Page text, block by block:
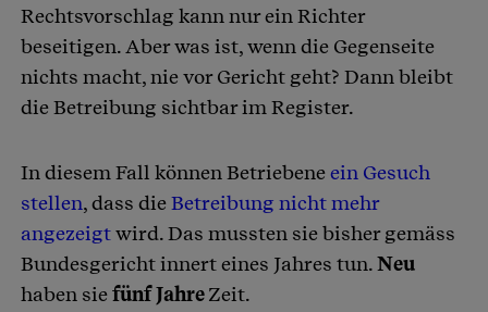
Rechtsvorschlag kann nur ein Richter
beseitigen. Aber was ist, wenn die Gegenseite
nichts macht, nie vor Gericht geht? Dann bleibt
die Betreibung sichtbar im Register.
In diesem Fall können Betriebeneein Gesuch
stellen, dass dieBetreibung nicht mehr
angezeigtwird. Das mussten sie bisher gemäss
Bundesgericht innert eines Jahres tun.Neu
haben siefünf JahreZeit.